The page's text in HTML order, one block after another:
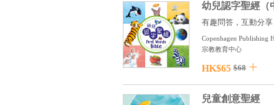
幼兒認字聖經（
有趣問答，互動分
Copenhagen Publishing
宗教教育中心
HK$65 $68
兒童創意聖經